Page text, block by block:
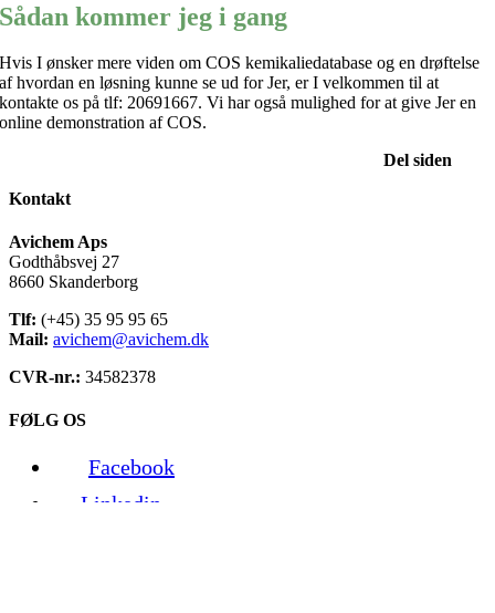
Sådan kommer jeg i gang
Hvis I ønsker mere viden om COS kemikaliedatabase og en drøftelse
af hvordan en løsning kunne se ud for Jer, er I velkommen til at
kontakte os på tlf: 20691667. Vi har også mulighed for at give Jer en
online demonstration af COS.
Del siden
Kontakt
Avichem Aps
Godthåbsvej 27
8660 Skanderborg
Tlf: (+45) 35 95 95 65
Mail: avichem@avichem.dk
CVR-nr.: 34582378
FØLG OS
Facebook
Linkedin